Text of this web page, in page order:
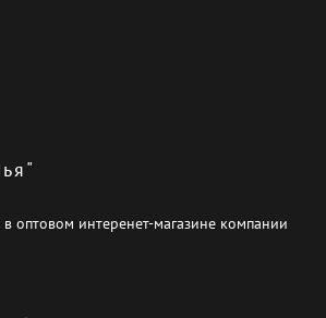
оптовом интеренет-магазине компании